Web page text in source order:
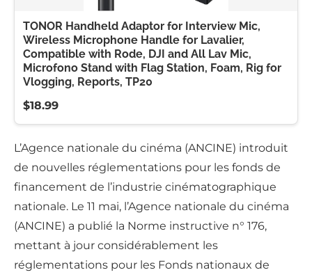
TONOR Handheld Adaptor for Interview Mic,
Wireless Microphone Handle for Lavalier,
Compatible with Rode, DJI and All Lav Mic,
Microfono Stand with Flag Station, Foam, Rig for
Vlogging, Reports, TP20
$18.99
L’Agence nationale du cinéma (ANCINE) introduit
de nouvelles réglementations pour les fonds de
financement de l’industrie cinématographique
nationale. Le 11 mai, l’Agence nationale du cinéma
(ANCINE) a publié la Norme instructive n° 176,
mettant à jour considérablement les
réglementations pour les Fonds nationaux de